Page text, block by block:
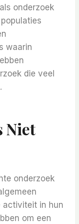
onderzoek
waarin
die veel
Niet
onderzoek
activiteit in hun
om een